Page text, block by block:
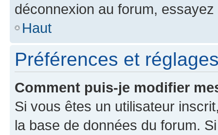
déconnexion au forum,
Haut
Préférences et
Comment puis-je modifier
Si vous êtes un utilisateur
la base de données du forum.